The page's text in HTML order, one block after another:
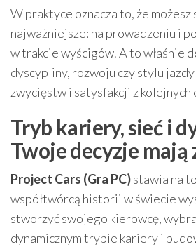
W praktyce oznacza to, że możesz
najważniejsze: na prowadzeniu i
w trakcie wyścigów. A to właśnie
dyscypliny, rozwoju czy stylu
zwycięstw i satysfakcji z
Tryb kariery, sieć i
Twoje decyzje mają
Project Cars (Gra PC)stawia na
współtwórcą historii w świecie
stworzyć swojego kierowcę,
dynamicznym trybie kariery i